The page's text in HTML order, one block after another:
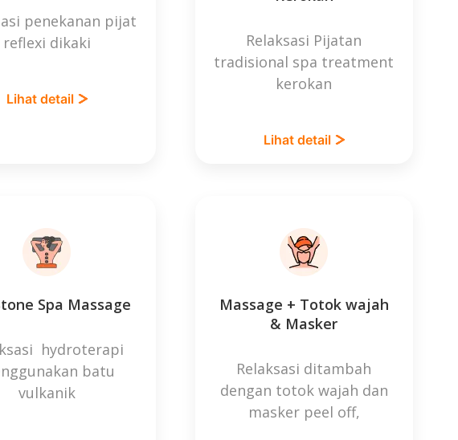
penekanan pijat
reflexi dikaki
Lihat detail
Relaksasi Pijatan
tradisional spa treatment
kerokan
Lihat detail
Spa Massage
hydroterapi
batu
vulkanik
Massage + Totok wajah
& Masker
Relaksasi ditambah
dengan totok wajah dan
masker peel off,